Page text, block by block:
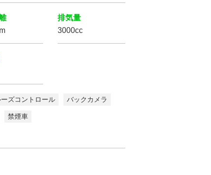
排気量
3000cc
ズコントロール バックカメラ
禁煙車